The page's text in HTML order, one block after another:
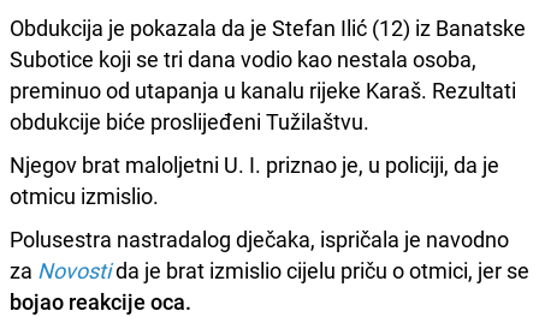
Obdukcija je pokazala da je Stefan Ilić (12) iz Banatske
Subotice koji se tri dana vodio kao nestala osoba,
preminuo od utapanja u kanalu rijeke Karaš. Rezultati
obdukcije biće proslijeđeni Tužilaštvu.
Njegov brat maloljetni U. I. priznao je, u policiji, da je
otmicu izmislio.
Polusestra nastradalog dječaka, ispričala je navodno
za Novostida je brat izmislio cijelu priču o otmici, jer se
bojao reakcije oca.